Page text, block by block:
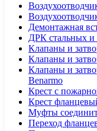
Демонтажная
ДРК стальных и
Клапаны и
Клапаны и
Клапаны и
Benarmo
Крест с
Крест
Муфты
Переход